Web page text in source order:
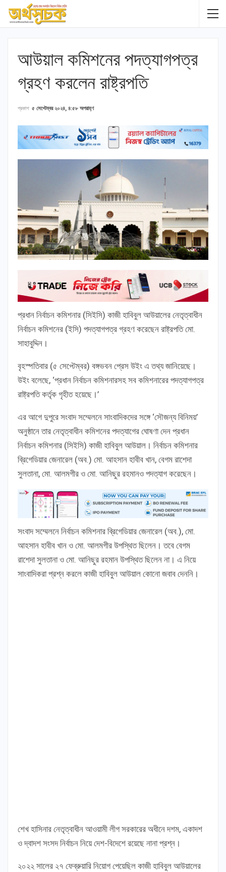
আউয়াল কমিশনের পদত্যাগপত্র
গ্রহণ করলেন রাষ্ট্রপতি
প্রকাশ ৫ সেপ্টেম্বর ২০২৪, ৪:৫৮ অপরাহ্ণ
প্রধান নির্বাচন কমিশনার (সিইসি) কাজী হাবিবুল আউয়ালের নেতৃত্বাধীন
নির্বাচন কমিশনের (ইসি) পদত্যাগপত্র গ্রহণ করেছেন রাষ্ট্রপতি মো.
সাহাবুদ্দিন।
বৃহস্পতিবার (৫ সেপ্টেম্বর) বঙ্গভবন প্রেস উইং এ তথ্য জানিয়েছে।
উইং বলেছে, ‘প্রধান নির্বাচন কমিশনারসহ সব কমিশনারের পদত্যাগপত্র
রাষ্ট্রপতি কর্তৃক গৃহীত হয়েছে।’
এর আগে দুপুরে সংবাদ সম্মেলনে সাংবাদিকদের সঙ্গে ‘সৌজন্য বিনিময়’
অনুষ্ঠানে তার নেতৃত্বাধীন কমিশনের পদত্যাগের ঘোষণা দেন প্রধান
নির্বাচন কমিশনার (সিইসি) কাজী হাবিবুল আউয়াল। নির্বাচন কমিশনার
ব্রিগেডিয়ার জেনারেল (অব.) মো. আহসান হাবীব খান, বেগম রাশেদা
সুলতানা, মো. আলমগীর ও মো. আনিছুর রহমানও পদত্যাগ করেছেন।
সংবাদ সম্মেলনে নির্বাচন কমিশনার ব্রিগেডিয়ার জেনারেল (অব.), মো.
আহসান হাবীব খান ও মো. আলমগীর উপস্থিত ছিলেন। তবে বেগম
রাশেদা সুলতানা ও মো. আনিছুর রহমান উপস্থিত ছিলেন না। এ নিয়ে
সাংবাদিকরা প্রশ্ন করলে কাজী হাবিবুল আউয়াল কোনো জবাব দেননি।
শেখ হাসিনার নেতৃত্বাধীন আওয়ামী লীগ সরকারের অধীনে দশম, একাদশ
ও দ্বাদশ সংসদ নির্বাচন নিয়ে দেশ-বিদেশে রয়েছে নানা প্রশ্ন।
২০২২ সালের ২৭ ফেব্রুয়ারি নিয়োগ পেয়েছিল কাজী হাবিবুল আউয়ালের